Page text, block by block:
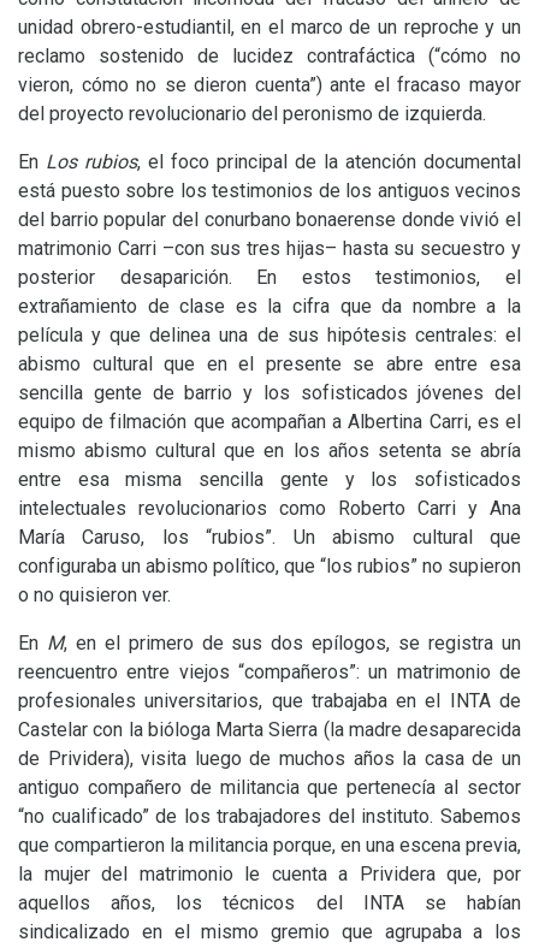
unidad obrero-estudiantil, en el marco de un reproche y un
reclamo sostenido de lucidez contrafáctica (“cómo no
vieron, cómo no se dieron cuenta”) ante el fracaso mayor
del proyecto revolucionario del peronismo de izquierda.
En Los rubios, el foco principal de la atención documental
está puesto sobre los testimonios de los antiguos vecinos
del barrio popular del conurbano bonaerense donde vivió el
matrimonio Carri –con sus tres hijas– hasta su secuestro y
posterior desaparición. En estos testimonios, el
extrañamiento de clase es la cifra que da nombre a la
película y que delinea una de sus hipótesis centrales: el
abismo cultural que en el presente se abre entre esa
sencilla gente de barrio y los sofisticados jóvenes del
equipo de filmación que acompañan a Albertina Carri, es el
mismo abismo cultural que en los años setenta se abría
entre esa misma sencilla gente y los sofisticados
intelectuales revolucionarios como Roberto Carri y Ana
María Caruso, los “rubios”. Un abismo cultural que
configuraba un abismo político, que “los rubios” no supieron
o no quisieron ver.
En M, en el primero de sus dos epílogos, se registra un
reencuentro entre viejos “compañeros”: un matrimonio de
profesionales universitarios, que trabajaba en el INTAde
Castelar con la bióloga Marta Sierra (la madre desaparecida
de Prividera), visita luego de muchos años la casa de un
antiguo compañero de militancia que pertenecía al sector
“no cualificado” de los trabajadores del instituto. Sabemos
que compartieron la militancia porque, en una escena previa,
la mujer del matrimonio le cuenta a Prividera que, por
aquellos años, los técnicos del INTAse habían
sindicalizado en el mismo gremio que agrupaba a los